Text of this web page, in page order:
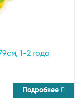
1-2 года
Подробнее